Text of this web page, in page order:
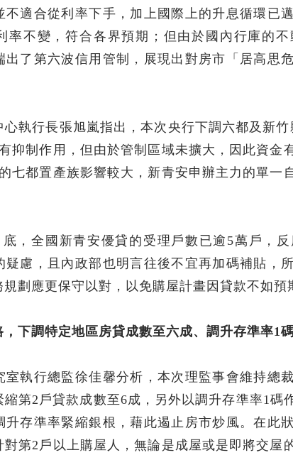
不適合從利率下手，加上國際上的升息循環已
率不變，符合各界預期；但由於國內行庫的
出了第六波信用管制，展現出對房市「居高思
心執行長張旭嵐指出，本次央行下調六都及新
抑制作用，但由於管制區域未擴大，因此資金
七都置產族影響較大，新青安申辦主力的單一
，全國新青安優貸的受理戶數已逾5萬戶，
疑慮，且內政部也明言往後不宜再加碼補貼，
劃應更保守以對，以免購屋計畫因貸款不如預
下調特定地區房貸成數至六成、調升存準率1碼
室執行總監徐佳馨分析，本次理監事會維持總
縮第2戶貸款成數至6成，另外以調升存準率1碼
升存準率緊縮銀根，藉此遏止房市炒風。在此
第2戶以上購屋人，無論是成屋或是即將交屋